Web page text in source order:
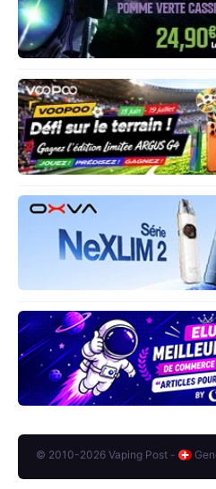
© 2010-2026 Vaping Post -